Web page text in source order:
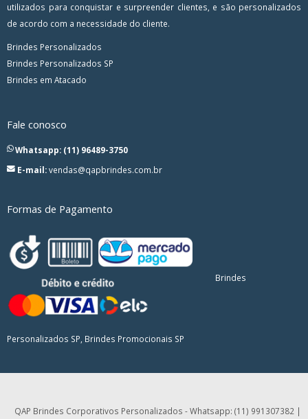
utilizados para conquistar e surpreender clientes, e são personalizados
de acordo com a necessidade do cliente.
Brindes Personalizados
Brindes Personalizados SP
Brindes em Atacado
Fale conosco
Whatsapp: (11) 96489-3750
E-mail:vendas@qapbrindes.com.br
Formas de Pagamento
Brindes
Personalizados SP, Brindes Promocionais SP
QAP Brindes Corporativos Personalizados - Whatsapp: (11) 991307382 |